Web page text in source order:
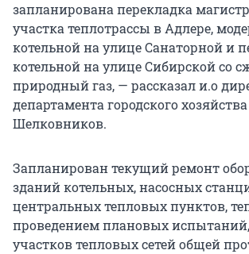
запланирована перекладка
участка теплотрассы в Адлере,
котельной на улице Санаторной и
котельной на улице Сибирской со
природный газ, — рассказал и.о
департамента городского
Шелковников.
Запланирован текущий ремонт
зданий котельных, насосных
центральных тепловых пунктов,
проведением плановых
участков тепловых сетей общей